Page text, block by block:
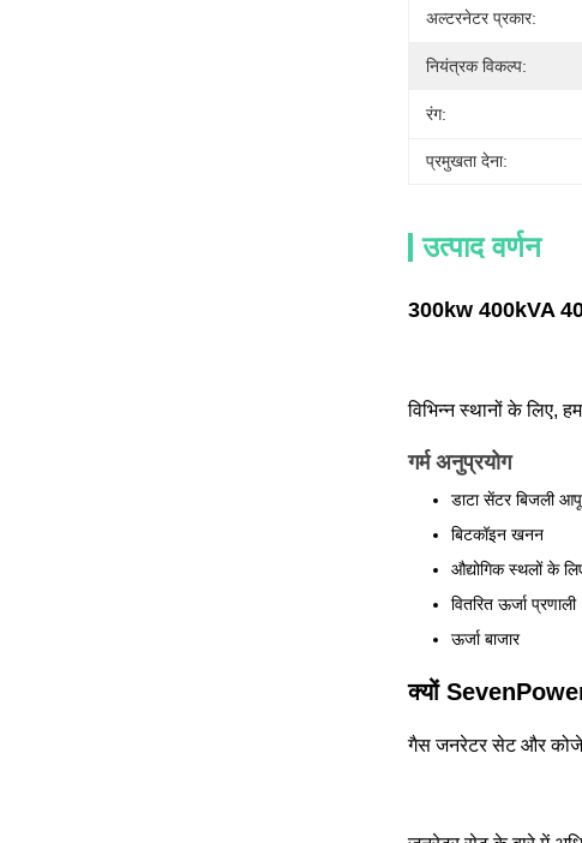
अल्टरनेटर प्रकार:
नियंत्रक विकल्प:
रंग:
प्रमुखता देना:
उत्पाद वर्णन
300kw 400kVA
विभिन्न स्थानों के लिए,
गर्म अनुप्रयोग
डाटा सेंटर बिजली
बिटकॉइन खनन
औद्योगिक स्थलों के
वितरित ऊर्जा प्रणाली
ऊर्जा बाजार
क्यों
गैस जनरेटर सेट और